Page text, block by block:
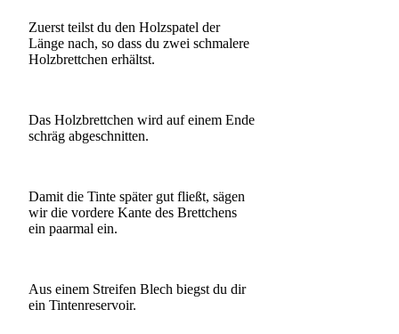
Zuerst teilst du den Holzspatel der
Länge nach, so dass du zwei schmalere
Holzbrettchen erhältst.
Das Holzbrettchen wird auf einem Ende
schräg abgeschnitten.
Damit die Tinte später gut fließt, sägen
wir die vordere Kante des Brettchens
ein paarmal ein.
Aus einem Streifen Blech biegst du dir
ein Tintenreservoir.